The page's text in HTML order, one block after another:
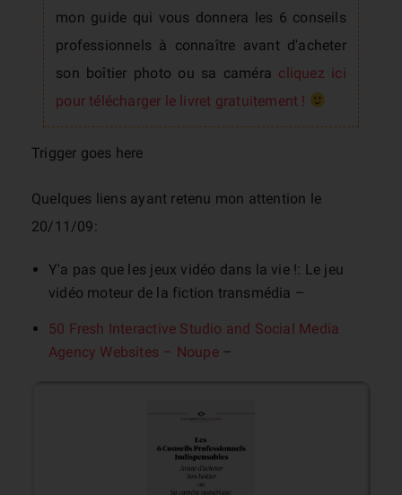
mon guide qui vous donnera les 6 conseils
professionnels à connaître avant d'acheter
son boîtier photo ou sa caméra cliquez ici
pour télécharger le livret gratuitement !
Trigger goes here
Quelques liens ayant retenu mon attention le
20/11/09:
Y'a pas que les jeux vidéo dans la vie !: Le jeu
vidéo moteur de la fiction transmédia –
50 Fresh Interactive Studio and Social Media
Agency Websites – Noupe–